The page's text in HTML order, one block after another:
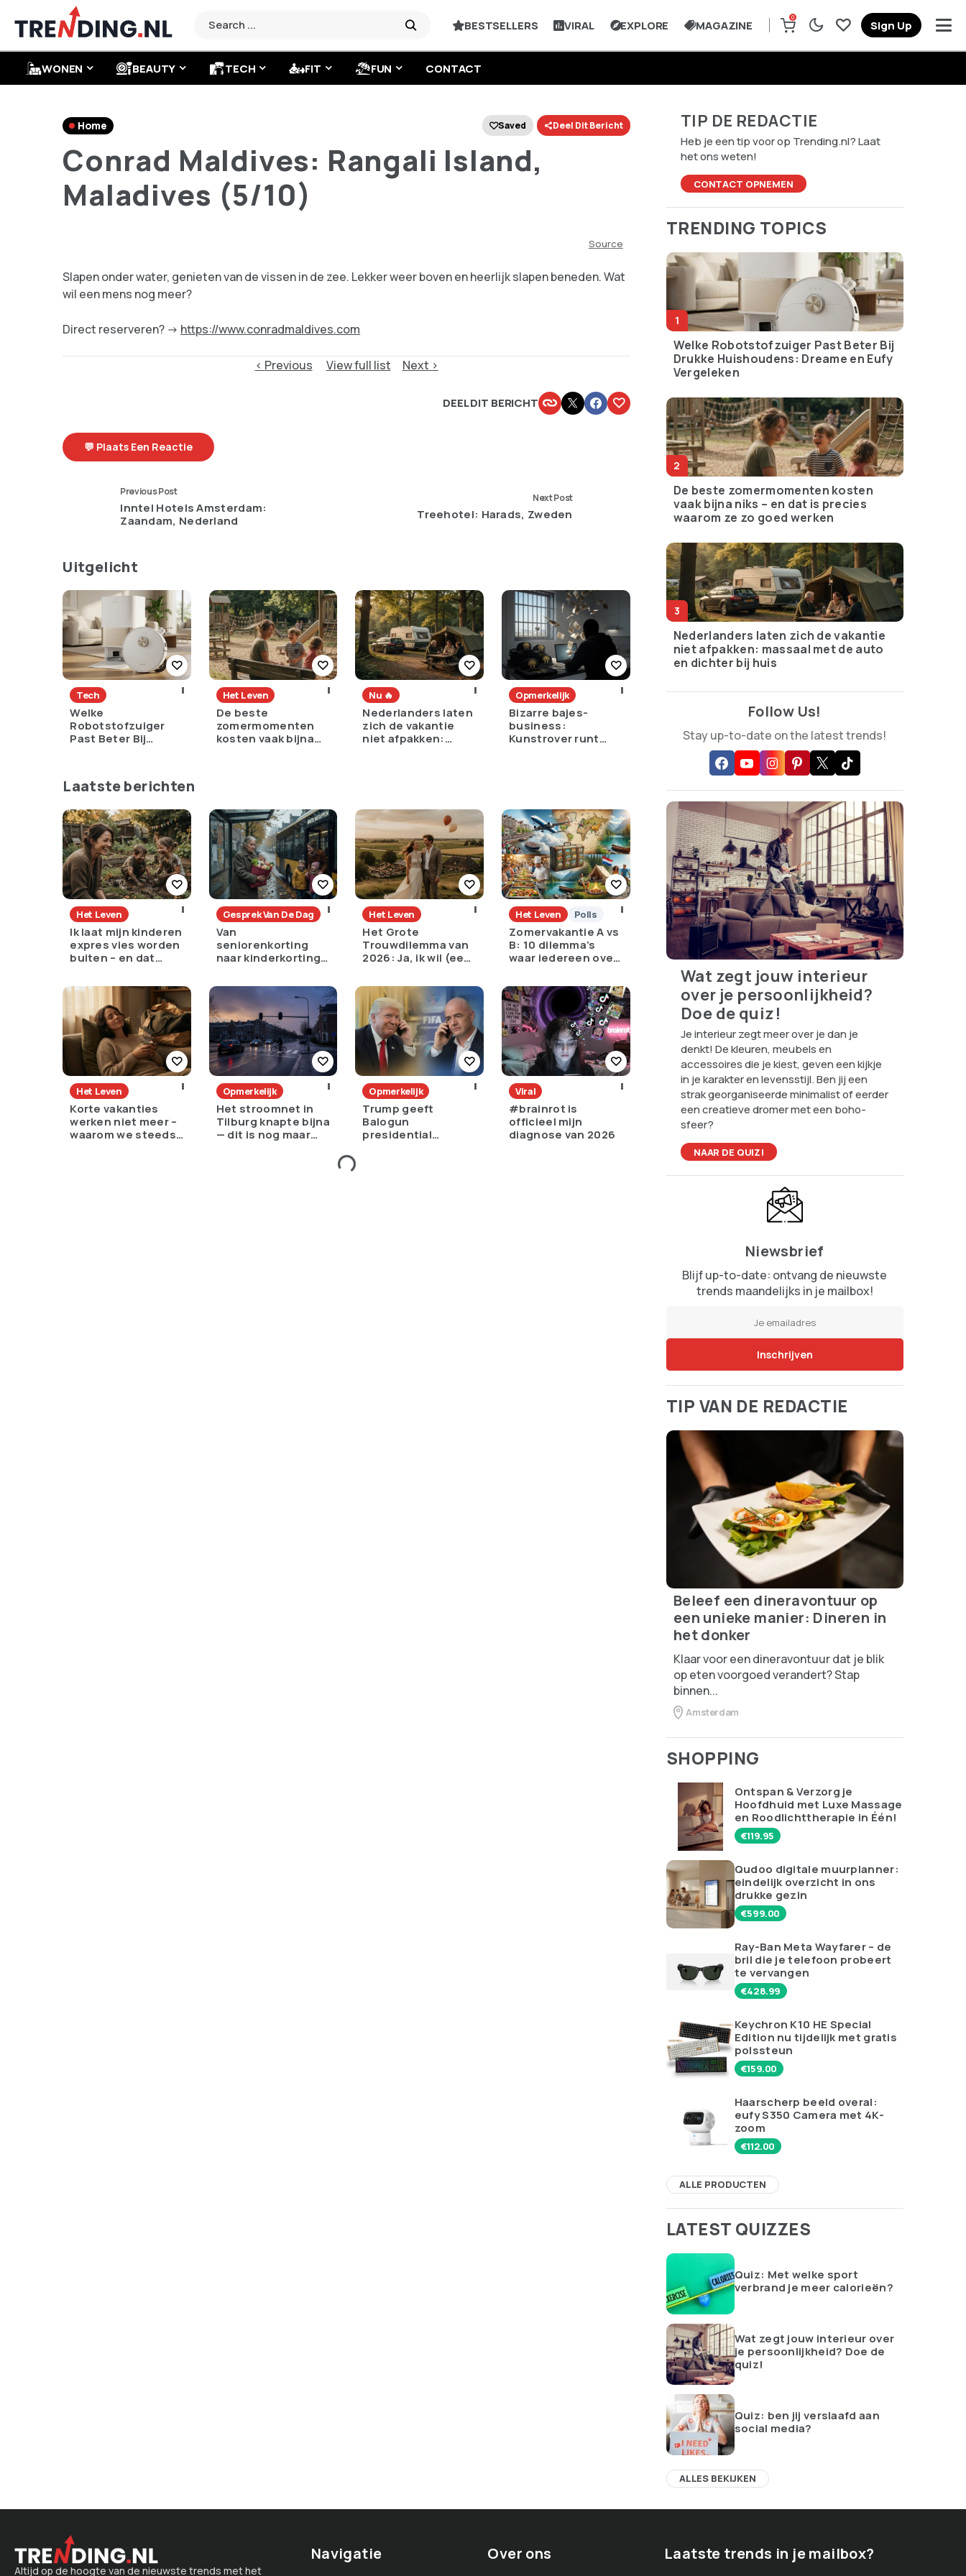
BESTSELLERS VIRAL EXPLORE MAGAZINE
0
Sign Up
WONEN BEAUTY TECH FIT FUN CONTACT
Home Saved Deel Dit Bericht
Conrad Maldives: Rangali Island,
Maladives (5/10)
Source
Slapen onder water, genieten van de vissen in de zee. Lekker weer boven en heerlijk slapen beneden. Wat
wil een mens nog meer?
Direct reserveren? -> https://www.conradmaldives.com
Previous View full list Next
DEEL DIT BERICHT
💬 Plaats Een Reactie
Previous Post
Inntel Hotels Amsterdam:
Zaandam, Nederland
Next Post
Treehotel: Harads, Zweden
Uitgelicht
Tech
Welke
Robotstofzuiger
Past Beter Bij
Vergeleken
Het Leven
De beste
zomermomenten
kosten vaak bijna
Nu 🔥
Nederlanders laten
zich de vakantie
niet afpakken:
Opmerkelijk
Bizarre bajes-
business:
Kunstrover runt
Laatste berichten
Het Leven
Ik laat mijn kinderen
expres vies worden
buiten – en dat
Gesprek Van De Dag
Van
seniorenkorting
naar kinderkorting:
of een pijnlijke ruil?
Het Leven
Het Grote
Trouwdilemma van
2026: Ja, ik wil (een
schuld)?
Het Leven Polls
Zomervakantie A vs
B: 10 dilemma’s
waar iedereen over
Het Leven
Korte vakanties
werken niet meer –
waarom we steeds
Opmerkelijk
Het stroomnet in
Tilburg knapte bijna
— dit is nog maar
Opmerkelijk
Trump geeft
Balogun
presidential
Viral
#brainrot is
officieel mijn
diagnose van 2026
TIP DE REDACTIE
Heb je een tip voor op Trending.nl? Laat
het ons weten!
CONTACT OPNEMEN
TRENDING TOPICS
Welke Robotstofzuiger Past Beter Bij
Drukke Huishoudens: Dreame en Eufy
Vergeleken
De beste zomermomenten kosten
vaak bijna niks – en dat is precies
waarom ze zo goed werken
Nederlanders laten zich de vakantie
niet afpakken: massaal met de auto
en dichter bij huis
Follow Us!
Stay up-to-date on the latest trends!
Wat zegt jouw interieur
over je persoonlijkheid?
Doe de quiz!
Je interieur zegt meer over je dan je
denkt! De kleuren, meubels en
accessoires die je kiest, geven een kijkje
in je karakter en levensstijl. Ben jij een
strak georganiseerde minimalist of eerder
een creatieve dromer met een boho-
sfeer?
NAAR DE QUIZ!
Niewsbrief
Blijf up-to-date: ontvang de nieuwste
trends maandelijks in je mailbox!
TIP VAN DE REDACTIE
Beleef een dineravontuur op
een unieke manier: Dineren in
het donker
Klaar voor een dineravontuur dat je blik
op eten voorgoed verandert? Stap
binnen...
Amsterdam
SHOPPING
Ontspan & Verzorg je
Hoofdhuid met Luxe Massage
en Roodlichttherapie in Één!
€119.95
Qudoo digitale muurplanner:
eindelijk overzicht in ons
drukke gezin
€599.00
Ray-Ban Meta Wayfarer – de
bril die je telefoon probeert
te vervangen
€428.99
Keychron K10 HE Special
Edition nu tijdelijk met gratis
polssteun
€159.00
Haarscherp beeld overal:
eufy S350 Camera met 4K-
zoom
€112.00
ALLE PRODUCTEN
LATEST QUIZZES
Quiz: Met welke sport
verbrand je meer calorieën?
Wat zegt jouw interieur over
je persoonlijkheid? Doe de
quiz!
Quiz: ben jij verslaafd aan
social media?
ALLES BEKIJKEN
Altijd op de hoogte van de nieuwste trends met het
Navigatie Over ons Laatste trends in je mailbox?